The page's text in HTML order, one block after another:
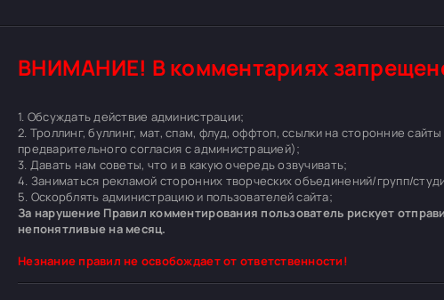
ВНИМАНИЕ! В комментариях
1. Обсуждать действие администрации;
2. Троллинг, буллинг, мат, спам, флуд, оффтоп, ссылки на сторонние
предварительного согласия с администрацией);
3. Давать нам советы, что и в какую очередь озвучивать;
4. Заниматься рекламой сторонних творческих объединений/групп/
5. Оскорблять администрацию и пользователей сайта;
За нарушение Правил комментирования пользователь рискует
непонятливые на месяц.
Незнание правил не освобождает от ответственности!